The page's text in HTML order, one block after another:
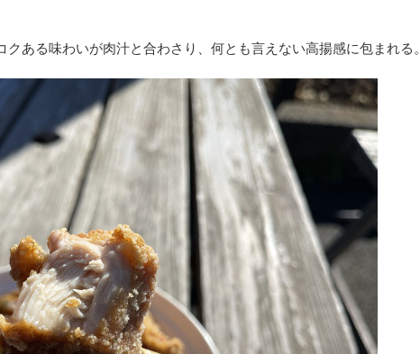
ある味わいが肉汁と合わさり、何とも言えない高揚感に包まれる。